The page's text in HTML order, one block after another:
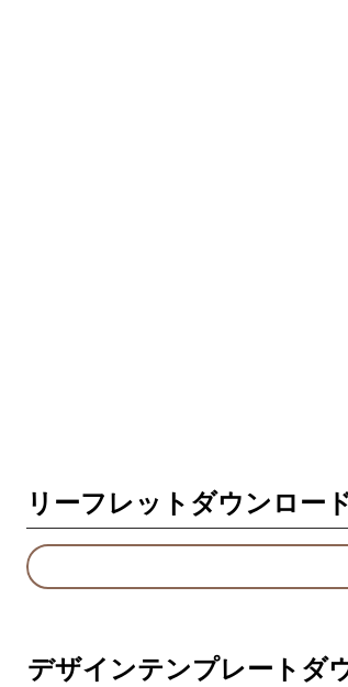
リーフレットダウンロー
デザインテンプレートダ